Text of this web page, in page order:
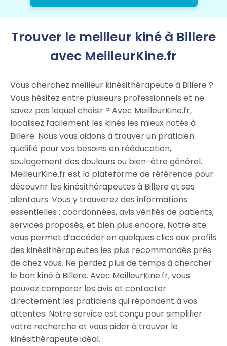
Trouver le meilleur kiné à Billere
avec MeilleurKine.fr
Vous cherchez meilleur kinésithérapeute à Billere ?
Vous hésitez entre plusieurs professionnels et ne
savez pas lequel choisir ? Avec MeilleurKine.fr,
localisez facilement les kinés les mieux notés à
Billere. Nous vous aidons à trouver un praticien
qualifié pour vos besoins en rééducation,
soulagement des douleurs ou bien-être général.
MeilleurKine.fr est la plateforme de référence pour
découvrir les kinésithérapeutes à Billere et ses
alentours. Vous y trouverez des informations
essentielles : coordonnées, avis vérifiés de patients,
services proposés, et bien plus encore. Notre site
vous permet d’accéder en quelques clics aux profils
des kinésithérapeutes les plus recommandés près
de chez vous. Ne perdez plus de temps à chercher
le bon kiné à Billere. Avec MeilleurKine.fr, vous
pouvez comparer les avis et contacter
directement les praticiens qui répondent à vos
attentes. Notre service est conçu pour simplifier
votre recherche et vous aider à trouver le
kinésithérapeute idéal.